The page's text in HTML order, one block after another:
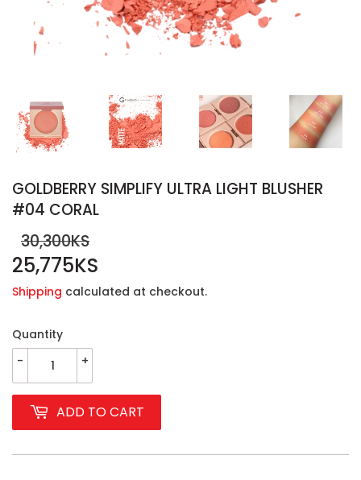
GOLDBERRY SIMPLIFY ULTRA LIGHT BLUSHER
#04 CORAL
30,300KS
25,775KS
PRICE
PRICE
Shipping calculated at checkout.
Quantity
+
-
ADD TO CART